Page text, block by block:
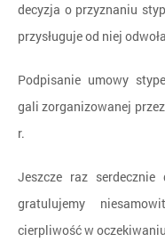
decyzja o przyznaniu
przysługuje od niej
Podpisanie umowy
gali zorganizowanej
r.
Jeszcze raz serdecznie
gratulujemy
cierpliwość w